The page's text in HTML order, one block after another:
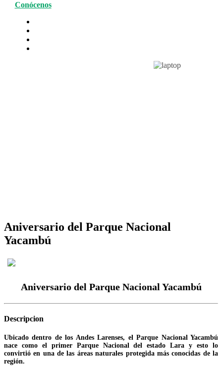
Conócenos
Aniversario del Parque Nacional
Yacambú
Aniversario del Parque Nacional Yacambú
Descripcion
Ubicado dentro de los Andes Larenses, el Parque Nacional Yacambú
nace como el primer Parque Nacional del estado Lara y esto lo
convirtió en una de las áreas naturales protegida más conocidas de la
región.